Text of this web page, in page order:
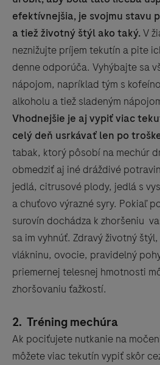
efektívnejšia, je svojmu stavu
a tiež životný štýl ako taký.V
neznižujte príjem tekutín a pite
denne odporúča. Vyhýbajte sa
nápojom, napríklad tým s
alkoholu a tiež sladeným
Vhodnejšie je aj vypiť viac
celý deň usrkávať len po
tabak, ktorý pôsobí na mechúr
obmedziť aj iné dráždivé
jedlá, citrusové plody, jedlá s
a chuťovo výrazné syry. Pokiaľ
surovín dochádza k zhoršeniu
sa im vyhnúť. Zdravý životný
vlákninu, ovocie, pravidelný
priemernej telesnej hmotnosti
zhoršovaniu ťažkostí.
2. Tréning mechúra
Ak pociťujete nutkanie na
môžete viac tekutín vypiť skôr